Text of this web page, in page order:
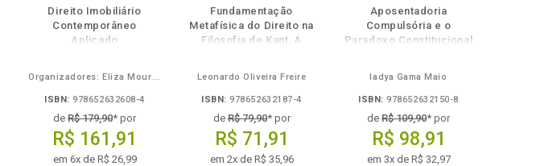
Disponível
na
B.V.
páginas
Direito Imobiliário
Contemporâneo
Aplicado
Organizadores: Eliza Moura Navarro de Novaes, Rafael de Oliveira Lage, Daniel Ribeiro Pettersen
ISBN: 978652632608-4
de R$ 179,90* por
R$ 161,91
em 6x de R$ 26,99
disponível
em
eBook
Disponível
na
B.V.
páginas
Fundamentação
Metafísica do Direito na
Filosofia de Kant, A
Leonardo Oliveira Freire
ISBN: 978652632187-4
deR$ 79,90* por
R$ 71,91
em 2x de R$ 35,96
disponível
em
eBook
Disponível
na
B.V.
páginas
Aposentadoria
Compulsória e o
Paradoxo Constitucional
Iadya Gama Maio
ISBN: 978652632150-8
de R$ 109,90* por
R$ 98,91
em 3x de R$ 32,97